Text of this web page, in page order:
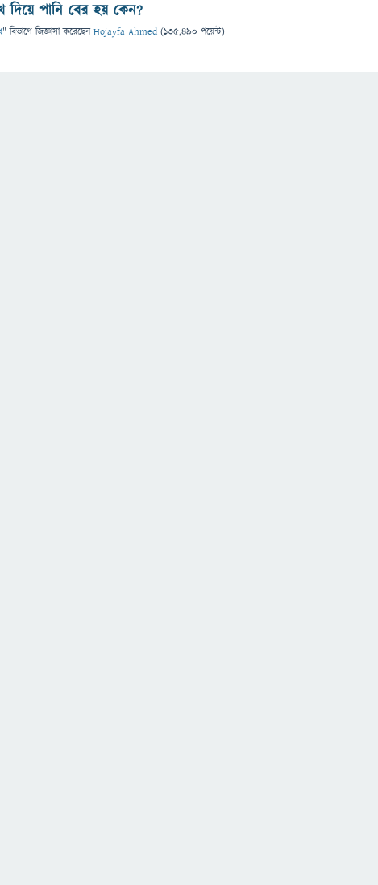
দিয়ে পানি বের হয় কেন?
" বিভাগে জিজ্ঞাসাকরেছেনHojayfa Ahmed (135,490 পয়েন্ট)